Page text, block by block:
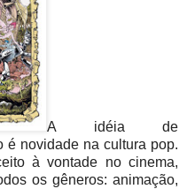
A idéia de
é novidade na cultura pop.
à vontade no cinema,
os gêneros: animação,